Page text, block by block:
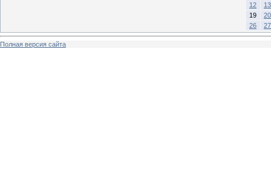
12
13
19
20
26
27
Полная версия сайта